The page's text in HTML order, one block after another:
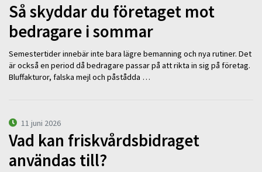
Så skyddar du företaget mot
bedragare i sommar
Semestertider innebär inte bara lägre bemanning och nya rutiner. Det
är också en period då bedragare passar på att rikta in sig på företag.
Bluffakturor, falska mejl och påstådda …
11 juni 2026
Vad kan friskvårdsbidraget
användas till?